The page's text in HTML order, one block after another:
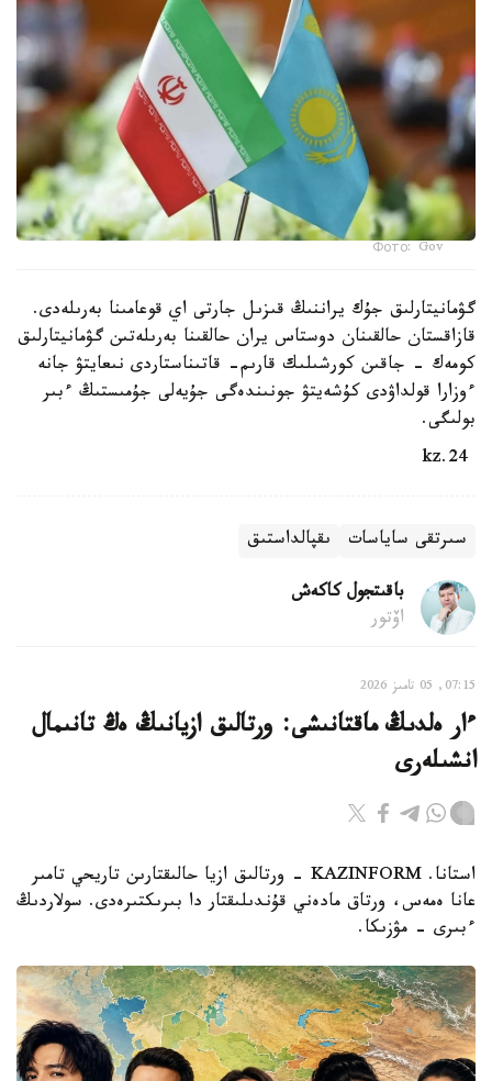
Фото: Gov
گۋمانيتارلىق جۇك يراننىڭ قىزىل جارتى اي قوعامىنا بەرىلەدى.
قازاقستان حالقىنان دوستاس يران حالقىنا بەرىلەتىن گۋمانيتارلىق
كومەك - جاقىن كورشىلىك قارىم- قاتىناستاردى نىعايتۋ جانە
ءوزارا قولداۋدى كۇشەيتۋ جونىندەگى جۇيەلى جۇمىستىڭ ءبىر
بولىگى.
سىرتقى ساياسات ىقپالداستىق
باقىتجول كاكەش
اۆتور
07:15, 05 تامىز 2026
ءار ەلدىڭ ماقتانىشى: ورتالىق ازيانىڭ ەڭ تانىمال
انشىلەرى
استانا. KAZINFORM - ورتالىق ازيا حالىقتارىن تاريحي تامىر
عانا ەمەس، ورتاق مادەني قۇندىلىقتار دا بىرىكتىرەدى. سولاردىڭ
ءبىرى – مۋزىكا.